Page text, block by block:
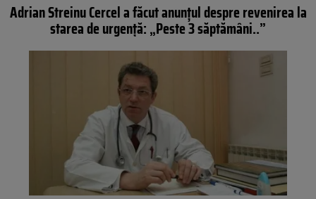
Adrian Streinu Cercel a făcut anunțul despre revenirea la
starea de urgență: „Peste 3 săptămâni..”